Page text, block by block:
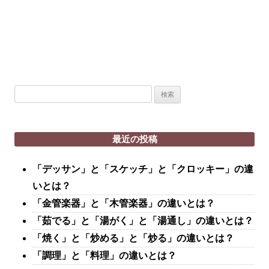
最近の投稿
「デッサン」と「スケッチ」と「クロッキー」の違
いとは？
「金管楽器」と「木管楽器」の違いとは？
「茹でる」と「湯がく」と「湯通し」の違いとは？
「焼く」と「炒める」と「炒る」の違いとは？
「調理」と「料理」の違いとは？